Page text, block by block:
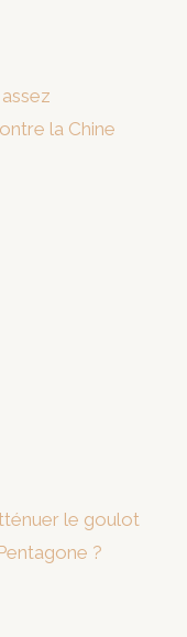
la Chine
le goulot
?